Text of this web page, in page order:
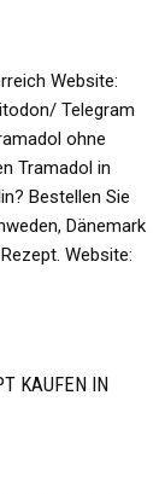
Website:
Telegram
ohne
Tramadol in
Bestellen Sie
Dänemark
Website:
KAUFEN IN